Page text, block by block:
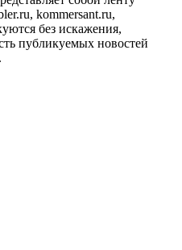
kommersant.ru,
без искажения,
публикуемых новостей